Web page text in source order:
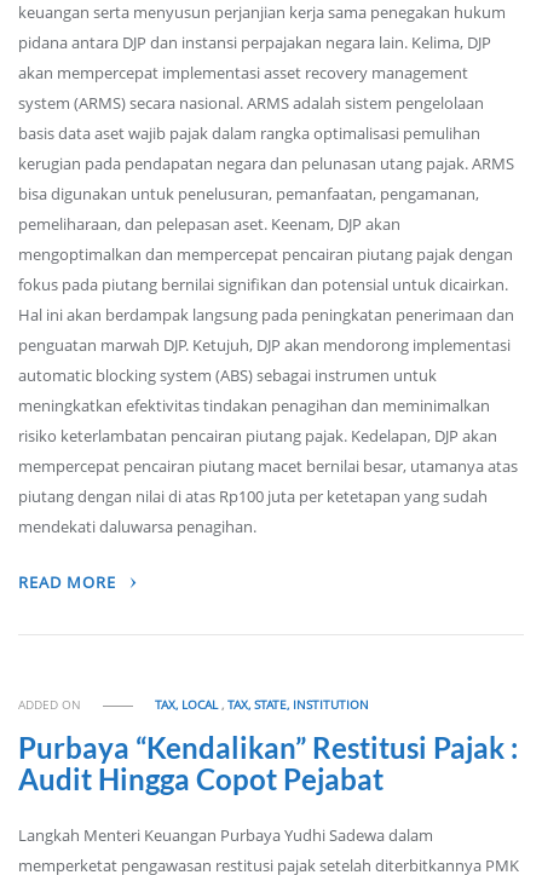
keuangan serta menyusun perjanjian kerja sama penegakan hukum
pidana antara DJP dan instansi perpajakan negara lain. Kelima, DJP
akan mempercepat implementasi asset recovery management
system (ARMS) secara nasional. ARMS adalah sistem pengelolaan
basis data aset wajib pajak dalam rangka optimalisasi pemulihan
kerugian pada pendapatan negara dan pelunasan utang pajak. ARMS
bisa digunakan untuk penelusuran, pemanfaatan, pengamanan,
pemeliharaan, dan pelepasan aset. Keenam, DJP akan
mengoptimalkan dan mempercepat pencairan piutang pajak dengan
fokus pada piutang bernilai signifikan dan potensial untuk dicairkan.
Hal ini akan berdampak langsung pada peningkatan penerimaan dan
penguatan marwah DJP. Ketujuh, DJP akan mendorong implementasi
automatic blocking system (ABS) sebagai instrumen untuk
meningkatkan efektivitas tindakan penagihan dan meminimalkan
risiko keterlambatan pencairan piutang pajak. Kedelapan, DJP akan
mempercepat pencairan piutang macet bernilai besar, utamanya atas
piutang dengan nilai di atas Rp100 juta per ketetapan yang sudah
mendekati daluwarsa penagihan.
READ MORE
ADDED ON TAX, LOCAL,TAX, STATE, INSTITUTION
Purbaya “Kendalikan” Restitusi Pajak :
Audit Hingga Copot Pejabat
Langkah Menteri Keuangan Purbaya Yudhi Sadewa dalam
memperketat pengawasan restitusi pajak setelah diterbitkannya PMK